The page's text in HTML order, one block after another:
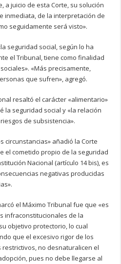
a juicio de esta Corte, su solución
inmediata, de la interpretación de
seguidamente será visto».
seguridad social, según lo ha
el Tribunal, tiene como finalidad
«Más precisamente,
que sufren», agregó.
resaltó el carácter «alimentario»
la seguridad social y «la relación
de subsistencia».
circunstancias» añadió la Corte
el cometido propio de la seguridad
Nacional (artículo 14 bis), es
negativas producidas
el Máximo Tribunal fue que «es
infraconstitucionales de la
objetivo protectorio, lo cual
que el excesivo rigor de los
no desnaturalicen el
pues no debe llegarse al